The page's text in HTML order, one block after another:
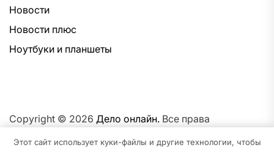
Новости
Новости плюс
Ноутбуки и планшеты
Copyright © 2026 Дело онлайн. Все права
платформеWordPress.
Этот сайт использует куки-файлы и другие технологии, чтобы